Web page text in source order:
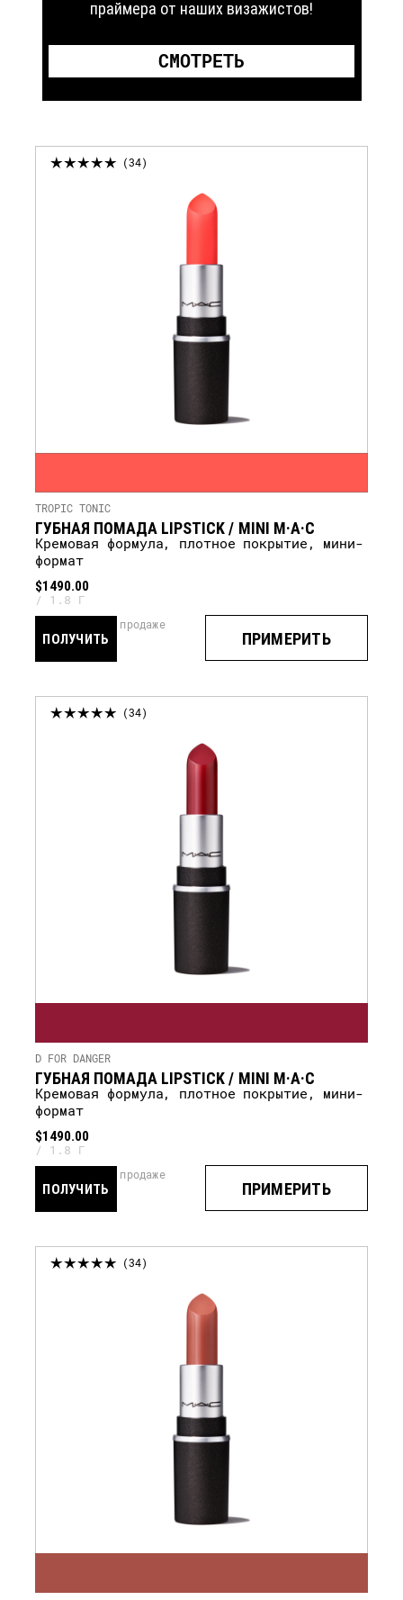
праймера от наших визажистов!
СМОТРЕТЬ
34
TROPIC TONIC
ГУБНАЯ ПОМАДА LIPSTICK / MINI M·A·C
кремовая формула, плотное покрытие, мини-
формат
$1490.00
1.8 Г
ПРИМЕРИТЬ
ПОЛУЧИТЬ
скоро в продаже
34
D FOR DANGER
ГУБНАЯ ПОМАДА LIPSTICK / MINI M·A·C
кремовая формула, плотное покрытие, мини-
формат
$1490.00
1.8 Г
ПРИМЕРИТЬ
ПОЛУЧИТЬ
скоро в продаже
34